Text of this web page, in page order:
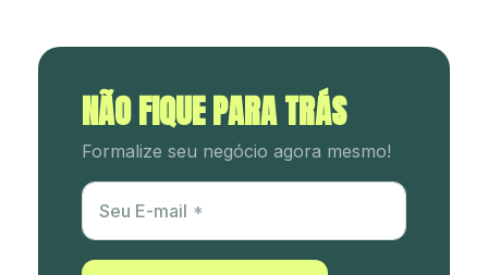
NÃO FIQUE PARA TRÁS
Formalize seu negócio agora mesmo!
Utm Content
Seu E-mail